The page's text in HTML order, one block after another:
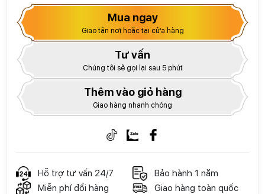
Mua ngay
Giao tận nơi hoặc tại cửa hàng
Tư vấn
Chúng tôi sẽ gọi lại sau 5 phút
Thêm vào giỏ hàng
Giao hàng nhanh chóng
Hỗ trợ tư vấn 24/7
Bảo hành 1 năm
Miễn phí đổi hàng
Giao hàng toàn quốc